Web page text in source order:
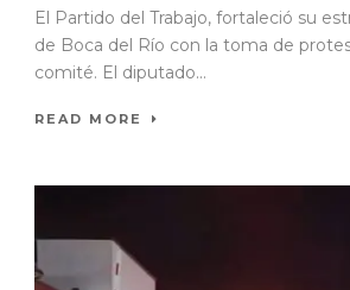
El Partido del Trabajo, fortaleció su
de Boca del Río con la toma de
comité. El diputado...
READ MORE